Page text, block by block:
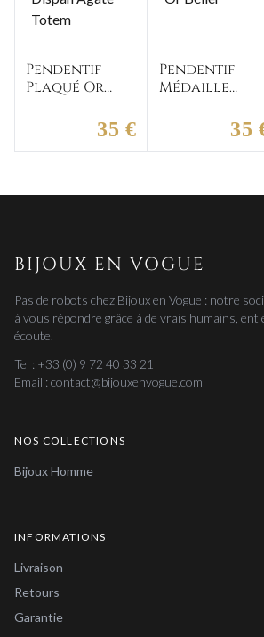
Pendentif
Plaqué Or
35 €
Pendentif
Médaille
35
BIJOUX EN VOGUE
Pas de robots chez Bijoux en Vogue : notre
à vous répondre grâce à de vrais humains,
écoute.
Tel : +33 (0) 9 72 40 33 21
Email : contact@bijouxenvogue.com
NOS COLLECTIONS
Bijoux Homme
INFORMATIONS
Livraison
Retours
Garantie